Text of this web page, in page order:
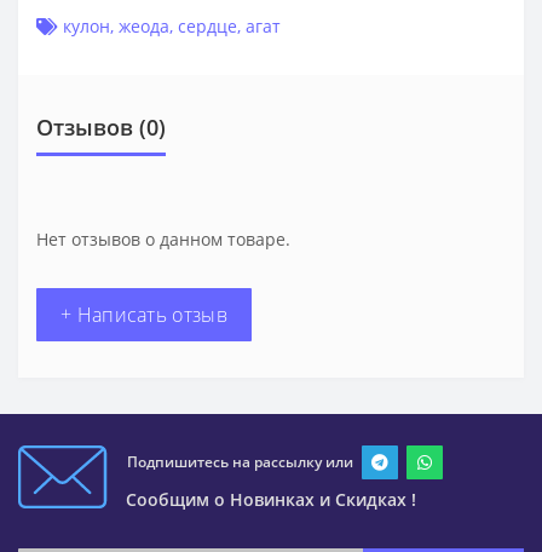
кулон, жеода, сердце, агат
Отзывов (0)
Нет отзывов о данном товаре.
+ Написать отзыв
Подпишитесь на рассылку или
Сообщим о Новинках и Скидках !